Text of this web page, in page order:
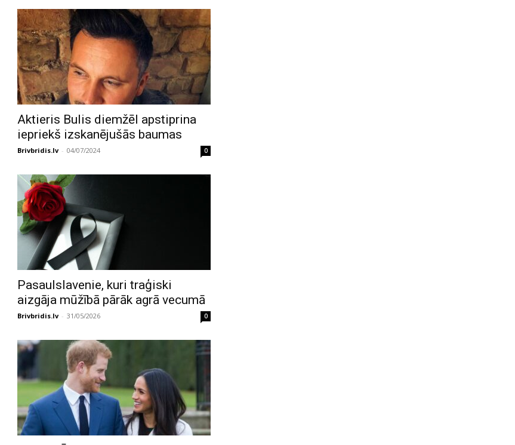
Aktieris Bulis diemžēl apstiprina
iepriekš izskanējušās baumas
Brivbridis.lv - 04/07/2024 0
Pasaulslavenie, kuri traģiski
aizgāja mūžībā pārāk agrā vecumā
Brivbridis.lv - 31/05/2026 0